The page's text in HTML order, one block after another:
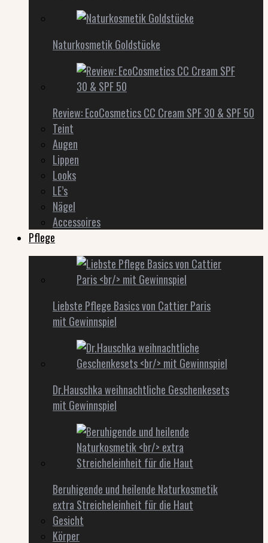
Naturkosmetik Goldstücke
Review: EcoCosmetics CC Cream SPF 30 & SPF 50
Teint
Augen
Lippen
Looks
LE’s
Nägel
Accessoires
Pflege
Liebste Pflege Basics von Cattier Paris
mit Gewinnspiel
Dr.Hauschka weihnachtliche Geschenkesets
mit Gewinnspiel
Beruhigende und heilende Naturkosmetik
extra Streicheleinheit für die Haut
Gesicht
Körper